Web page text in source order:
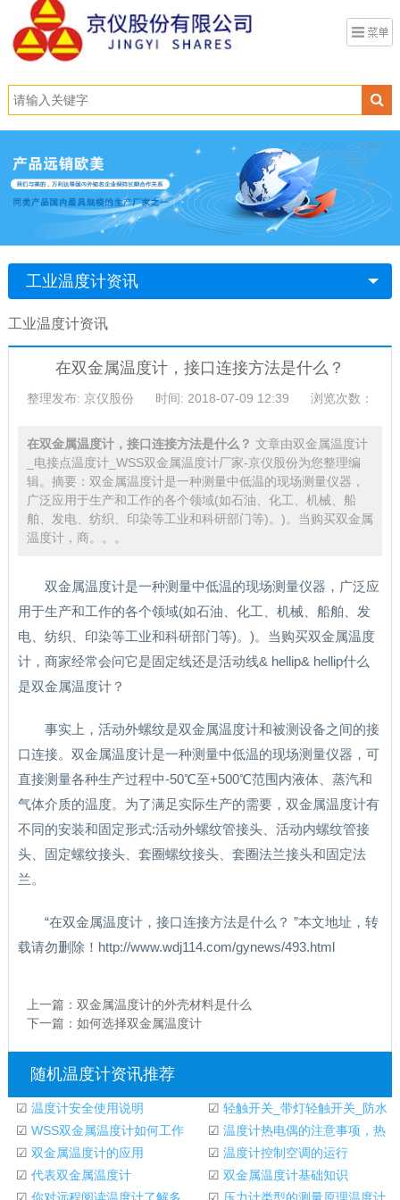
工业温度计资讯
工业温度计资讯
在双金属温度计，接口连接方法是什么？
整理发布: 京仪股份 时间: 2018-07-09 12:39 浏览次数：
在双金属温度计，接口连接方法是什么？ 文章由双金属温度计
_电接点温度计_WSS双金属温度计厂家-京仪股份为您整理编
辑。摘要：双金属温度计是一种测量中低温的现场测量仪器，
广泛应用于生产和工作的各个领域(如石油、化工、机械、船
舶、发电、纺织、印染等工业和科研部门等)。)。当购买双金属
温度计，商。。。
双金属温度计是一种测量中低温的现场测量仪器，广泛应
用于生产和工作的各个领域(如石油、化工、机械、船舶、发
电、纺织、印染等工业和科研部门等)。)。当购买双金属温度
计，商家经常会问它是固定线还是活动线& hellip& hellip什么
是双金属温度计？
事实上，活动外螺纹是双金属温度计和被测设备之间的接
口连接。双金属温度计是一种测量中低温的现场测量仪器，可
直接测量各种生产过程中-50℃至+500℃范围内液体、蒸汽和
气体介质的温度。为了满足实际生产的需要，双金属温度计有
不同的安装和固定形式:活动外螺纹管接头、活动内螺纹管接
头、固定螺纹接头、套圈螺纹接头、套圈法兰接头和固定法
兰。
“在双金属温度计，接口连接方法是什么？ ”本文地址，转
载请勿删除！http://www.wdj114.com/gynews/493.html
上一篇： 双金属温度计的外壳材料是什么
下一篇： 如何选择双金属温度计
随机温度计资讯推荐
☑ 温度计安全使用说明 ☑ 轻触开关_带灯轻触开关_防水
轻触开关
☑ WSS双金属温度计如何工作 ☑ 温度计热电偶的注意事项，热
阻
☑ 双金属温度计的应用 ☑ 温度计控制空调的运行
☑ 代表双金属温度计 ☑ 双金属温度计基础知识